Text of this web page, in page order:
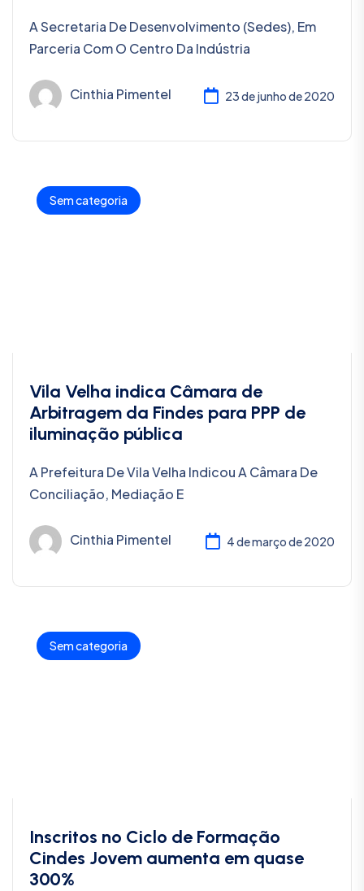
A Secretaria De Desenvolvimento (Sedes), Em
Parceria Com O Centro Da Indústria
Cinthia Pimentel 23 de junho de 2020
Sem categoria
Vila Velha indica Câmara de
Arbitragem da Findes para PPP de
iluminação pública
A Prefeitura De Vila Velha Indicou A Câmara De
Conciliação, Mediação E
Cinthia Pimentel 4 de março de 2020
Sem categoria
Inscritos no Ciclo de Formação
Cindes Jovem aumenta em quase
300%